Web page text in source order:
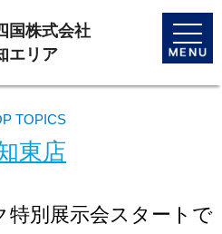
toggle
国株式会社
エリア
TOPICS
東店
特別展示会スタートで